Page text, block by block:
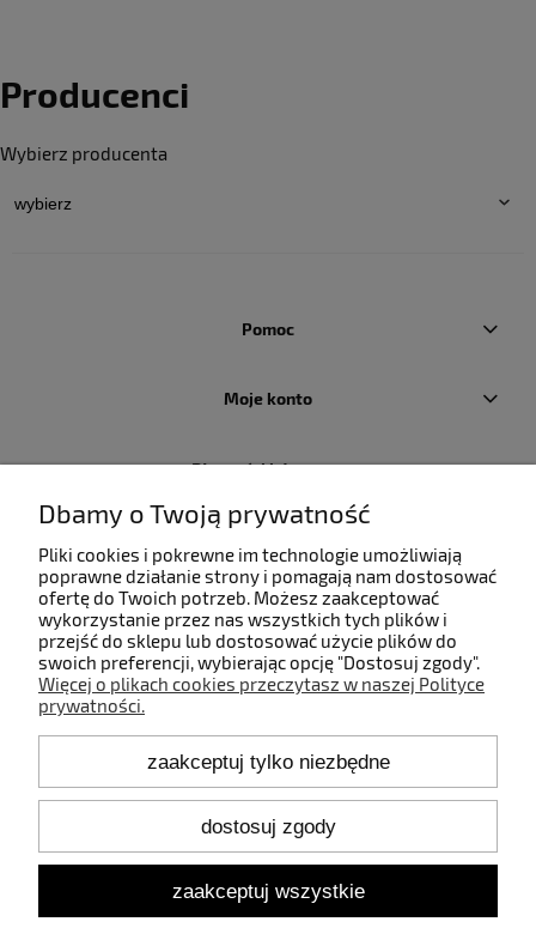
Producenci
Wybierz producenta
Pomoc
Moje konto
Płatności i dostawa
O nas
Kontakt
+48 660 808 853
Pon.-Pt. 9:00-17:00
Sob. 10:00-12:00
shop@idealbodylight.com.pl
Oświetlenie wewnętrzne i zewnętrzne - IBL | Wałbrzyska 11/184,
Dbamy o Twoją prywatność
Pliki cookies i pokrewne im technologie umożliwiają
poprawne działanie strony i pomagają nam dostosować
ofertę do Twoich potrzeb. Możesz zaakceptować
wykorzystanie przez nas wszystkich tych plików i
przejść do sklepu lub dostosować użycie plików do
swoich preferencji, wybierając opcję "Dostosuj zgody".
Więcej o plikach cookies przeczytasz w naszej Polityce
prywatności.
zaakceptuj tylko niezbędne
dostosuj zgody
zaakceptuj wszystkie